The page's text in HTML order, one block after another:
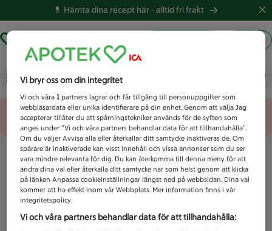
💊 Hämta dina recept här -alltid fri frakt
Vad letar du efter idag?
Unknown error
Vi bryr oss om din integritet
Vi och våra1 partners lagrar och får tillgång till personuppgifter som
webbläsardata eller unika identifierare på din enhet. Genom att välja Jag
accepterar tillåter du att spårningstekniker används för de syften som
anges under ”Vi och våra partners behandlar data för att tillhandahålla”.
Om du väljer Avvisa alla eller återkallar ditt samtycke inaktiveras de. Om
spårare är inaktiverade kan visst innehåll och vissa annonser som du ser
vara mindre relevanta för dig. Du kan återkomma till denna meny för att
ändra dina val eller återkalla ditt samtycke när som helst genom att klicka
på länken Anpassa cookieinställningar längst ned på webbsidan. Dina val
kommer att ha effekt inom vår Webbplats. Mer information finns i vår
integritetspolicy.
Vi och våra partners behandlar data för att tillhandahålla: